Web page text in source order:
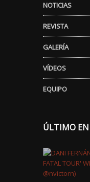
NOTICIAS
REVISTA
GALERÍA
VÍDEOS
EQUIPO
ÚLTIMO EN